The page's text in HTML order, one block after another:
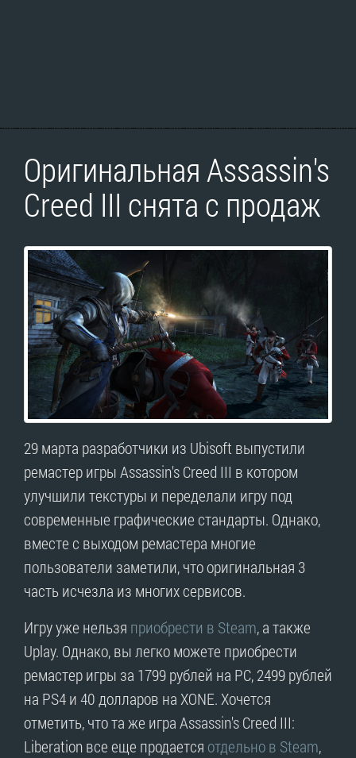
Оригинальная Assassin's
Creed III снята с продаж
29 марта разработчики из Ubisoft выпустили
ремастер игры Assassin's Creed III в котором
улучшили текстуры и переделали игру под
современные графические стандарты. Однако,
вместе с выходом ремастера многие
пользователи заметили, что оригинальная 3
часть исчезла из многих сервисов.
Игру уже нельзя приобрести в Steam, а также
Uplay. Однако, вы легко можете приобрести
ремастер игры за 1799 рублей на PC, 2499 рублей
на PS4 и 40 долларов на XONE. Хочется
отметить, что та же игра Assassin's Creed III:
Liberation все еще продается отдельно в Steam,